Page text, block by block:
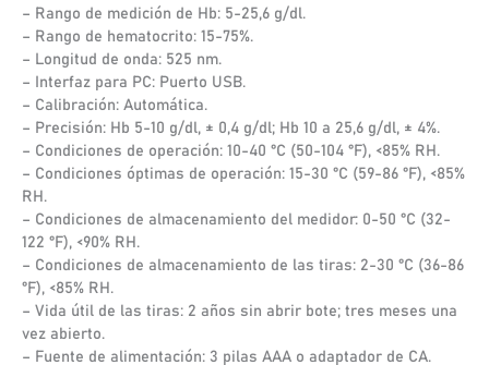
– Rango de medición de Hb: 5-25,6 g/dl.
– Rango de hematocrito: 15-75%.
– Longitud de onda: 525 nm.
– Interfaz para PC: Puerto USB.
– Calibración: Automática.
– Precisión: Hb 5-10 g/dl, ± 0,4 g/dl; Hb 10 a 25,6 g/dl, ± 4%.
– Condiciones de operación: 10-40 °C (50-104 °F), <85% RH.
– Condiciones óptimas de operación: 15-30 °C (59-86 °F), <85%
RH.
– Condiciones de almacenamiento del medidor: 0-50 °C (32-
122 °F), <90% RH.
– Condiciones de almacenamiento de las tiras: 2-30 °C (36-86
°F), <85% RH.
– Vida útil de las tiras: 2 años sin abrir bote; tres meses una
vez abierto.
– Fuente de alimentación: 3 pilas AAA o adaptador de CA.